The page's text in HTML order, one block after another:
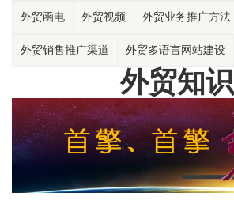
外贸函电 外贸视频 外贸业务推广方法
外贸销售推广渠道 外贸多语言网站建设
外贸知识